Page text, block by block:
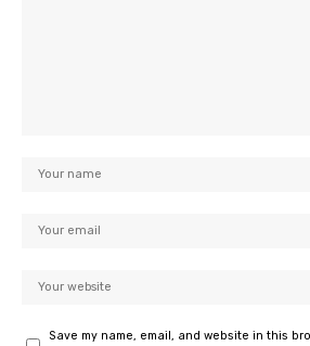
Save my name, email, and website in this